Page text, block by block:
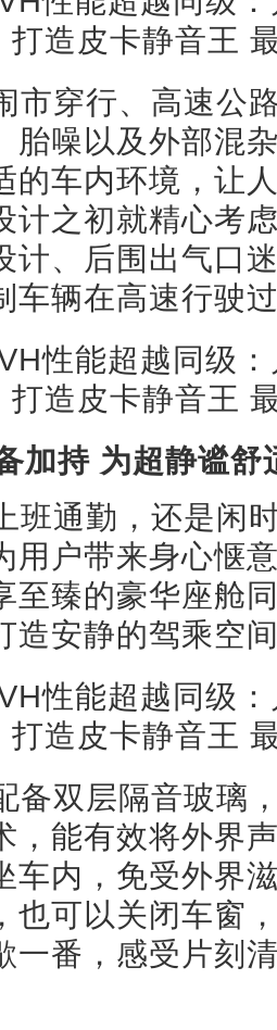
市穿行、高速公
胎噪以及外部混
的车内环境，让
计之初就精心考
计、后围出气口
车辆在高速行驶
加持 为超静谧舒
班通勤，还是闲
用户带来身心惬
至臻的豪华座舱
造安静的驾乘空
备双层隔音玻璃
，能有效将外界
车内，免受外界
也可以关闭车窗
一番，感受片刻